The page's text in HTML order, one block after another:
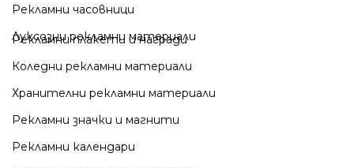
Рекламни часовници
Луксозни рекламни материали
Рекламни плакети и награди
Коледни рекламни материали
Хранителни рекламни материали
Рекламни значки и магнити
Рекламни календари